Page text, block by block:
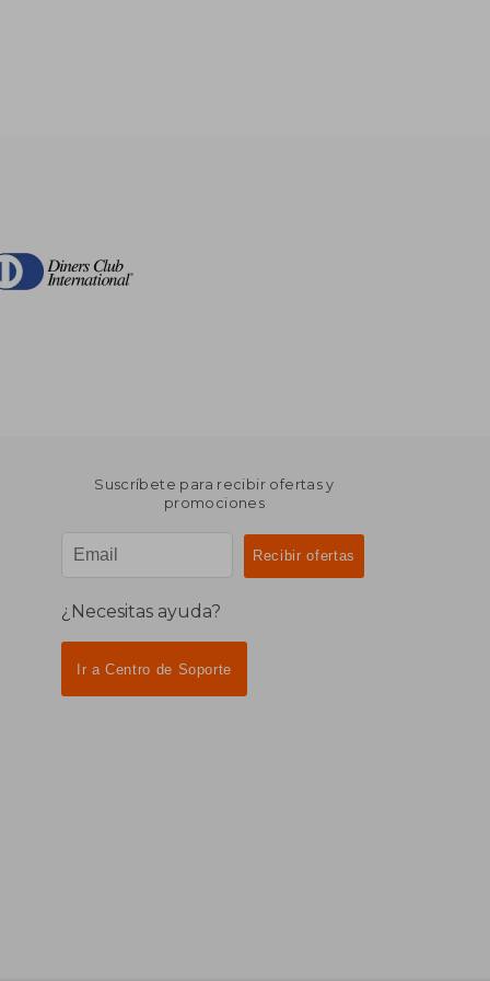
Suscríbete para recibir ofertas y
promociones
¿Necesitas ayuda?
Ir a Centro de Soporte